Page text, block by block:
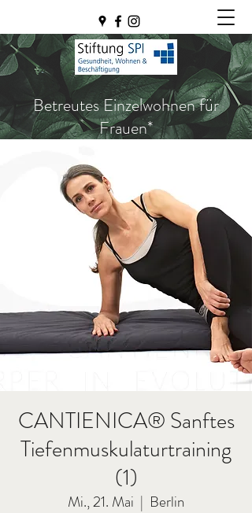
Betreutes Einzelwohnen für
Frauen*
CANTIENICA® Sanftes
Tiefenmuskulaturtraining
(1)
Mi., 21. Mai
  |
Berlin